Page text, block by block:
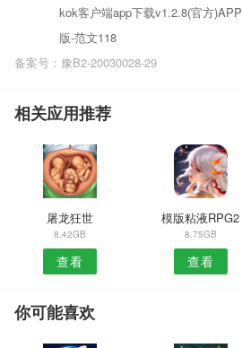
kok客户端app下载v1.2.8(官方
版-范文118
备案号：豫B2-20030028-29
相关应用推荐
屠龙狂世
8.42GB
查看
模版粘液RPG2
8.75GB
查看
你可能喜欢